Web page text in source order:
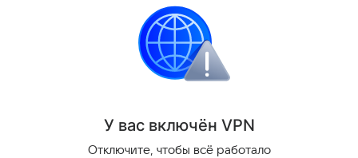
свою силу на том, чтобы дать урожайю
возможность нормально вызреть.
У вас включён VPN
Отключите, чтобы всё работало